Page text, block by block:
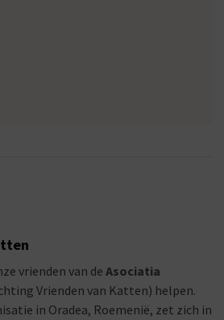
vrienden van de Asociatia
Vrienden van Katten) helpen.
in Oradea, Roemenië, zet zich in